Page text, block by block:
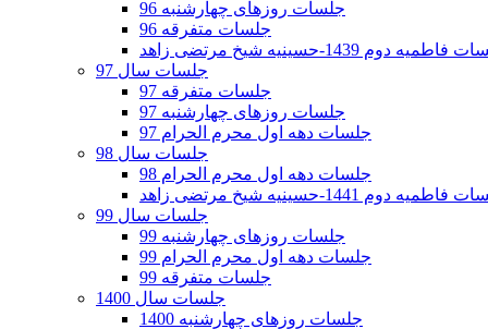
جلسات روزهای چهارشنبه 96
جلسات متفرقه 96
دوم 1439-حسینیه شیخ مرتضی زاهد
جلسات سال 97
جلسات متفرقه 97
جلسات روزهای چهارشنبه 97
جلسات دهه اول محرم الحرام 97
جلسات سال 98
جلسات دهه اول محرم الحرام 98
دوم 1441-حسینیه شیخ مرتضی زاهد
جلسات سال 99
جلسات روزهای چهارشنبه 99
جلسات دهه اول محرم الحرام 99
جلسات متفرقه 99
جلسات سال 1400
جلسات روزهای چهارشنبه 1400